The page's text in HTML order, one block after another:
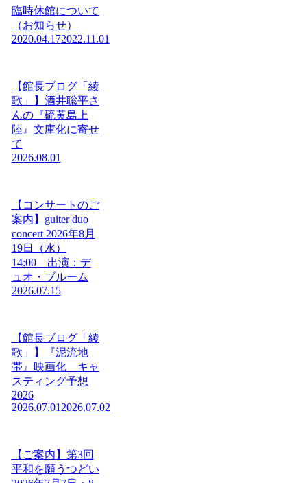
臨時休館について
（お知らせ）
2020.04.172022.11.01
【館長ブログ「綾
歌」】酒井聡平さ
んの『硫黄島上
陸』文庫化に寄せ
て
2026.08.01
【コンサートのご
案内】guiter duo
concert 2026年8月
19日（水）
14:00 出演：デ
ュオ・ブルーム
2026.07.15
【館長ブログ「綾
歌」】『泥流地
帯』映画化 キャ
スティング予想
2026
2026.07.01 2026.07.02
【ご案内】第3回
平和を願うつどい